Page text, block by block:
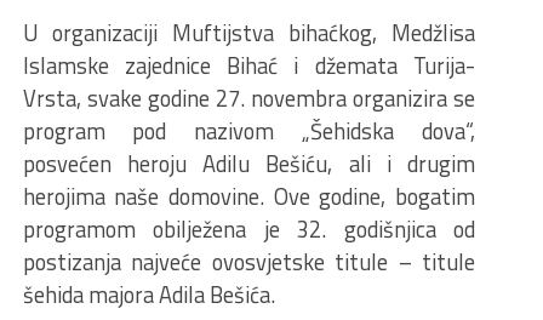
U organizaciji Muftijstva bihaćkog, Medžlisa
Islamske zajednice Bihać i džemata Turija-
Vrsta, svake godine 27. novembra organizira se
program pod nazivom „Šehidska dova“,
posvećen heroju Adilu Bešiću, ali i drugim
herojima naše domovine. Ove godine, bogatim
programom obilježena je 32. godišnjica od
postizanja najveće ovosvjetske titule – titule
šehida majora Adila Bešića.